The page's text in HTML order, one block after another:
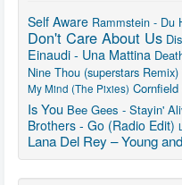
Self Aware Rammstein - Du
Don't Care About Us
Einaudi - Una Mattina
Nine Thou (superstars Remix)
My Mind (The Pixies)
Is You Bee Gees - Stayin'
Brothers - Go (Radio Edit)
Lana Del Rey – Young